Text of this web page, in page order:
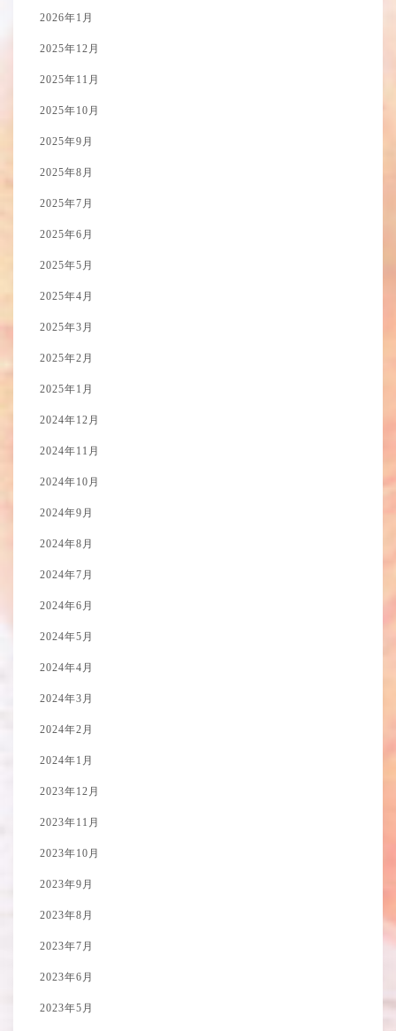
2026年1月
2025年12月
2025年11月
2025年10月
2025年9月
2025年8月
2025年7月
2025年6月
2025年5月
2025年4月
2025年3月
2025年2月
2025年1月
2024年12月
2024年11月
2024年10月
2024年9月
2024年8月
2024年7月
2024年6月
2024年5月
2024年4月
2024年3月
2024年2月
2024年1月
2023年12月
2023年11月
2023年10月
2023年9月
2023年8月
2023年7月
2023年6月
2023年5月